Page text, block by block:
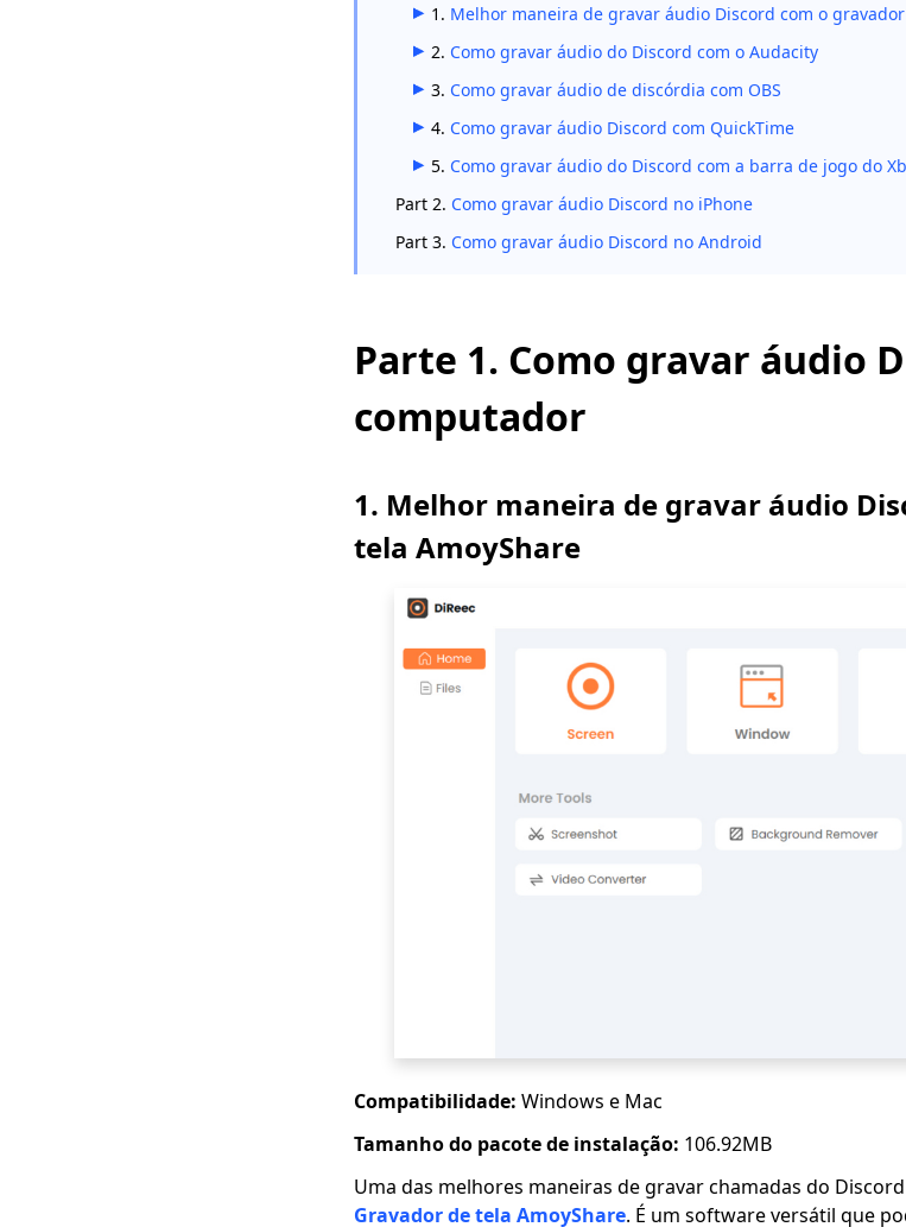
1. Melhor maneira de gravar áudio Discord com o
2. Como gravar áudio do Discord com o Audacity
3. Como gravar áudio de discórdia com OBS
4. Como gravar áudio Discord com QuickTime
5. Como gravar áudio do Discord com a barra de jogo do
Part 2. Como gravar áudio Discord no iPhone
Part 3. Como gravar áudio Discord no Android
Parte 1. Como gravar áudio
computador
1. Melhor maneira de gravar áudio
tela AmoyShare
Compatibilidade: Windows e Mac
Tamanho do pacote de instalação: 106.92MB
Uma das melhores maneiras de gravar chamadas do
Gravador de tela AmoyShare. É um software versátil que